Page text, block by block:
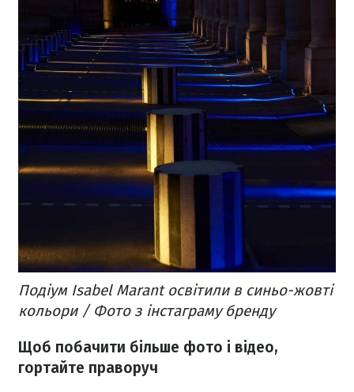
Подіум Isabel Marant освітили в синьо-жовті
кольори / Фото з інстаграму бренду
Щоб побачити більше фото і відео,
гортайте праворуч